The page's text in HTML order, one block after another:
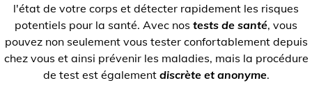
l'état de votre corps et détecter rapidement les risques
potentiels pour la santé. Avec nos tests de santé, vous
pouvez non seulement vous tester confortablement depuis
chez vous et ainsi prévenir les maladies, mais la procédure
de test est également discrète et anonyme.